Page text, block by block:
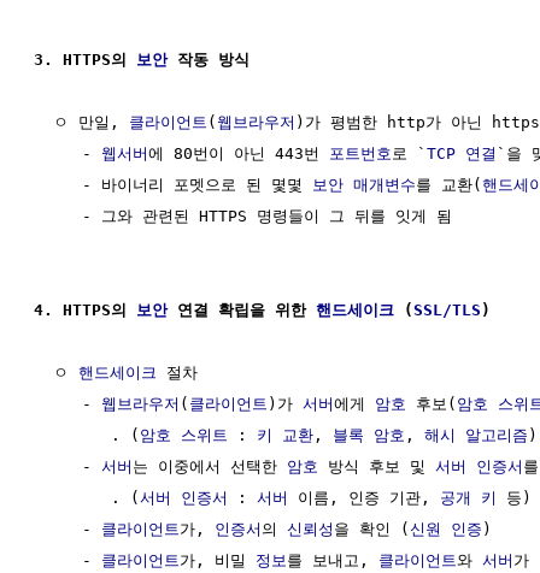
3. HTTPS의 보안 작동 방식
  ㅇ 만일,
클라이언트 ( 웹브라우저 )가 평범한 http가 아닌
     -
웹서버에 80번이 아닌 443번 포트번호 로 ` TCP 연결 `을
     - 바이너리 포멧으로 된 몇몇
보안 매개변수를 교환(핸드세
     - 그와 관련된 HTTPS 명령들이 그 뒤를 잇게 됨
4. HTTPS의 보안 연결 확립을 위한 핸드세이크 (SSL/TLS )
  ㅇ
핸드세이크
절차
     -
웹브라우저 ( 클라이언트 )가 서버에게 암호 후보( 암호 스위
        . (
암호 스위트 : 키 교환 , 블록 암호 , 해시 알고리즘 )
     -
서버 는 이중에서 선택한 암호 방식 후보 및 서버 인증서
        . (
서버 인증서 : 서버 이름, 인증 기관, 공개 키
등)
     -
클라이언트 가, 인증서 의 신뢰성 을 확인 (신원 인증 )
     -
클라이언트 가, 비밀 정보 를 보내고, 클라이언트와 서버 가